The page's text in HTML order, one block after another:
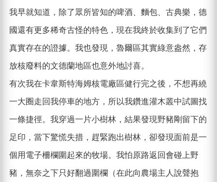
我早就知道，除了眾所皆知的啤酒、麵包、古典樂，德
國還有更多稀奇古怪的特色，現在我終於收集到了它們
真實存在的證據。我也發現，魯爾區其實綠意盎然，存
放核廢料的文德蘭地區也意外地討喜。
有次我在卡韋斯特海姆核電廠區健行完之後，不想再繞
一大圈走回我停車的地方，所以我鑽進灌木叢中試圖找
一條捷徑。我穿過一片小樹林，結果發現野豬剛留下的
足印，當下驚慌失措，趕緊跑出樹林，卻發現面前是一
個用電子柵欄圍起來的牧場。我怕原路返回會碰上野
豬，無奈之下只好翻過圍欄（在此向農場主人說聲抱